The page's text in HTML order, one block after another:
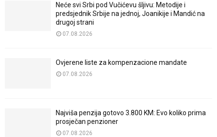
Neće svi Srbi pod Vučićevu šljivu: Metodije i
predsjednik Srbije na jednoj, Joanikije i Mandić na
drugoj strani
07.08.2026
Ovjerene liste za kompenzacione mandate
07.08.2026
Najviša penzija gotovo 3.800 KM: Evo koliko prima
prosječan penzioner
07.08.2026